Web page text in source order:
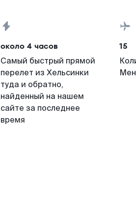
около 4 часов
Самый быстрый прямой
перелет из Хельсинки
туда и обратно,
найденный на нашем
сайте за последнее
время
15